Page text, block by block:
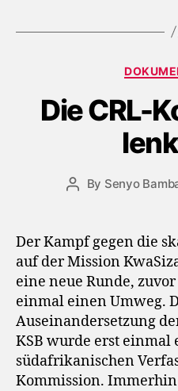
Die CRL-
Post
By Senyo
Der Kampf gegen die
auf der Mission
eine neue Runde,
einmal einen Umweg.
Auseinandersetzung
KSB wurde erst
südafrikanischen
Kommission.